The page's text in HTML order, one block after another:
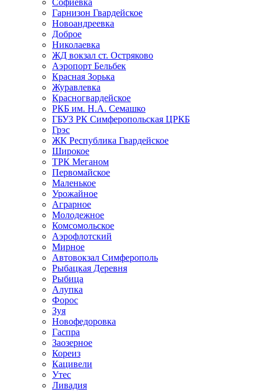
Софиевка
Гарнизон Гвардейское
Новоандреевка
Доброе
Николаевка
ЖД вокзал ст. Остряково
Аэропорт Бельбек
Красная Зорька
Журавлевка
Красногвардейское
РКБ им. Н.А. Семашко
ГБУЗ РК Симферопольская ЦРКБ
Грэс
ЖК Республика Гвардейское
Широкое
ТРК Меганом
Первомайское
Маленькое
Урожайное
Аграрное
Молодежное
Комсомольское
Аэрофлотский
Мирное
Автовокзал Симферополь
Рыбацкая Деревня
Рыбица
Алупка
Форос
Зуя
Новофедоровка
Гаспра
Заозерное
Кореиз
Кацивели
Утес
Ливадия